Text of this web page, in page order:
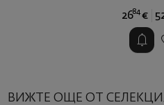
2684 €
ВИЖТЕ ОЩЕ ОТ